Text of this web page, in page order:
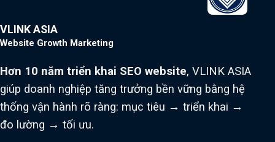
VLINK ASIA
Website Growth Marketing
Hơn 10 năm triển khai SEO website, VLINK ASIA
giúp doanh nghiệp tăng trưởng bền vững bằng hệ
thống vận hành rõ ràng: mục tiêu → triển khai →
đo lường → tối ưu.